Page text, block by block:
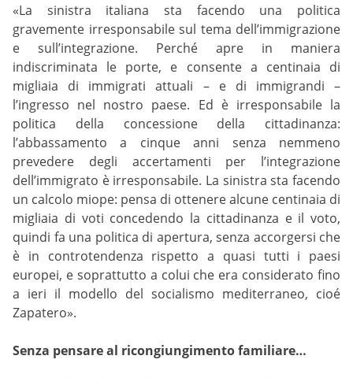
«La sinistra italiana sta facendo una politica
gravemente irresponsabile sul tema dell’immigrazione
e sull’integrazione. Perché apre in maniera
indiscriminata le porte, e consente a centinaia di
migliaia di immigrati attuali – e di immigrandi –
l’ingresso nel nostro paese. Ed è irresponsabile la
politica della concessione della cittadinanza:
l’abbassamento a cinque anni senza nemmeno
prevedere degli accertamenti per l’integrazione
dell’immigrato è irresponsabile. La sinistra sta facendo
un calcolo miope: pensa di ottenere alcune centinaia di
migliaia di voti concedendo la cittadinanza e il voto,
quindi fa una politica di apertura, senza accorgersi che
è in controtendenza rispetto a quasi tutti i paesi
europei, e soprattutto a colui che era considerato fino
a ieri il modello del socialismo mediterraneo, cioé
Zapatero».
Senza pensare al ricongiungimento familiare…